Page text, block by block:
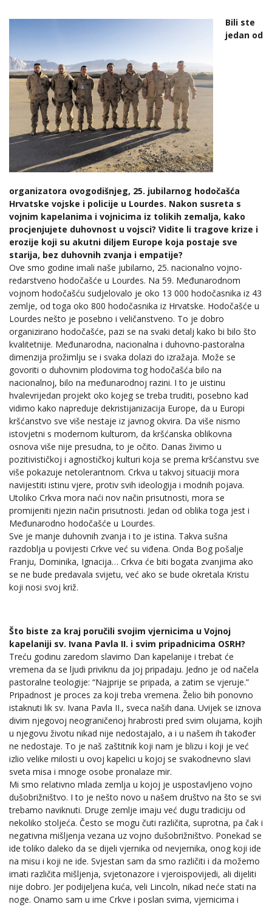
Bili ste
jedan od
organizatora ovogodišnjeg, 25. jubilarnog hodočašća
Hrvatske vojske i policije u Lourdes. Nakon susreta s
vojnim kapelanima i vojnicima iz tolikih zemalja, kako
procjenjujete duhovnost u vojsci? Vidite li tragove krize i
erozije koji su akutni diljem Europe koja postaje sve
starija, bez duhovnih zvanja i empatije?
Ove smo godine imali naše jubilarno, 25. nacionalno vojno-
redarstveno hodočašće u Lourdes. Na 59. Međunarodnom
vojnom hodočašću sudjelovalo je oko 13 000 hodočasnika iz 43
zemlje, od toga oko 800 hodočasnika iz Hrvatske. Hodočašće u
Lourdes nešto je posebno i veličanstveno. To je dobro
organizirano hodočašće, pazi se na svaki detalj kako bi bilo što
kvalitetnije. Međunarodna, nacionalna i duhovno-pastoralna
dimenzija prožimlju se i svaka dolazi do izražaja. Može se
govoriti o duhovnim plodovima tog hodočašća bilo na
nacionalnoj, bilo na međunarodnoj razini. I to je uistinu
hvalevrijedan projekt oko kojeg se treba truditi, posebno kad
vidimo kako napreduje dekristijanizacija Europe, da u Europi
kršćanstvo sve više nestaje iz javnog okvira. Da više nismo
istovjetni s modernom kulturom, da kršćanska oblikovna
osnova više nije presudna, to je očito. Danas živimo u
pozitivističkoj i agnostičkoj kulturi koja se prema kršćanstvu sve
više pokazuje netolerantnom. Crkva u takvoj situaciji mora
navijestiti istinu vjere, protiv svih ideologija i modnih pojava.
Utoliko Crkva mora naći nov način prisutnosti, mora se
promijeniti njezin način prisutnosti. Jedan od oblika toga jest i
Međunarodno hodočašće u Lourdes.
Sve je manje duhovnih zvanja i to je istina. Takva sušna
razdoblja u povijesti Crkve već su viđena. Onda Bog pošalje
Franju, Dominika, Ignacija… Crkva će biti bogata zvanjima ako
se ne bude predavala svijetu, već ako se bude okretala Kristu
koji nosi svoj križ.
Što biste za kraj poručili svojim vjernicima u Vojnoj
kapelaniji sv. Ivana Pavla II. i svim pripadnicima OSRH?
Treću godinu zaredom slavimo Dan kapelanije i trebat će
vremena da se ljudi priviknu da joj pripadaju. Jedno je od načela
pastoralne teologije: “Najprije se pripada, a zatim se vjeruje.”
Pripadnost je proces za koji treba vremena. Želio bih ponovno
istaknuti lik sv. Ivana Pavla II., sveca naših dana. Uvijek se iznova
divim njegovoj neograničenoj hrabrosti pred svim olujama, kojih
u njegovu životu nikad nije nedostajalo, a i u našem ih također
ne nedostaje. To je naš zaštitnik koji nam je blizu i koji je već
izlio velike milosti u ovoj kapelici u kojoj se svakodnevno slavi
sveta misa i mnoge osobe pronalaze mir.
Mi smo relativno mlada zemlja u kojoj je uspostavljeno vojno
dušobrižništvo. I to je nešto novo u našem društvo na što se svi
trebamo naviknuti. Druge zemlje imaju već dugu tradiciju od
nekoliko stoljeća. Često se mogu čuti različita, suprotna, pa čak i
negativna mišljenja vezana uz vojno dušobrižništvo. Ponekad se
ide toliko daleko da se dijeli vjernika od nevjernika, onog koji ide
na misu i koji ne ide. Svjestan sam da smo različiti i da možemo
imati različita mišljenja, svjetonazore i vjeroispovijedi, ali dijeliti
nije dobro. Jer podijeljena kuća, veli Lincoln, nikad neće stati na
noge. Onamo sam u ime Crkve i poslan svima, vjernicima i